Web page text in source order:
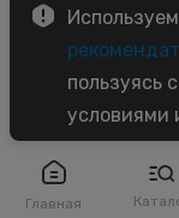
Главная
Используем
пользуясь
условиями